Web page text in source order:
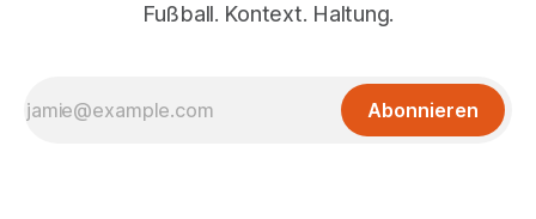
Fußball. Kontext. Haltung.
Abonnieren